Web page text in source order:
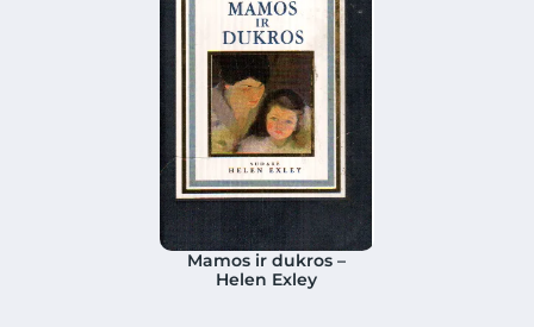
Mamos ir dukros –
Helen Exley